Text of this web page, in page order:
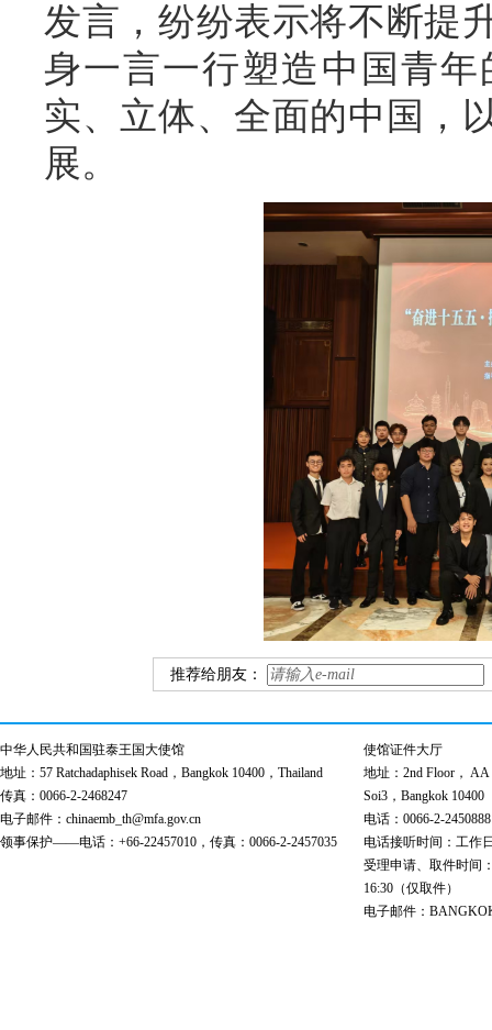
发言，纷纷表示将不断提
身一言一行塑造中国青
实、立体、全面的中国，
展。
推荐给朋友：
中华人民共和国驻泰王国大使馆
地址：57 Ratchadaphisek Road，Bangkok 10400，Thailand
传真：0066-2-2468247
电子邮件：chinaemb_th@mfa.gov.cn
领事保护——电话：+66-22457010，传真：0066-2-2457035
使馆证件大厅
地址：2nd Floor， AA
Soi3，Bangkok 10400
电话：0066-2-
电话接听时间：工作
受理申请、取件时间
16:30（仅取件）
电子邮件：